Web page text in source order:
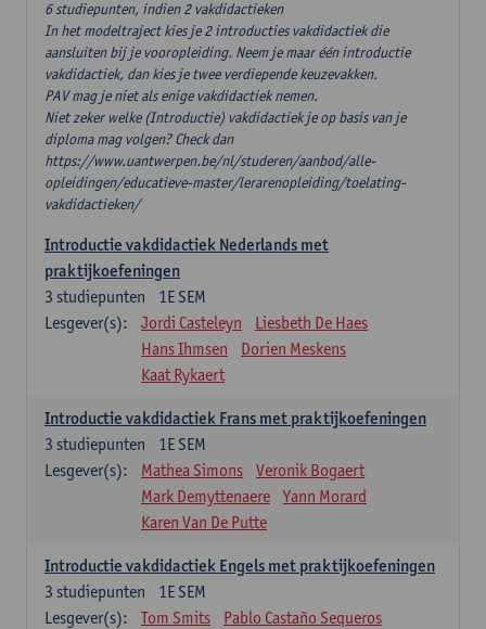
6 studiepunten, indien 2 vakdidactieken
In het modeltraject kies je 2 introducties vakdidactiek die
aansluiten bij je vooropleiding. Neem je maar één introductie
vakdidactiek, dan kies je twee verdiepende keuzevakken.
PAV mag je niet als enige vakdidactiek nemen.
Niet zeker welke (Introductie) vakdidactiek je op basis van je
diploma mag volgen? Check dan
https://www.uantwerpen.be/nl/studeren/aanbod/alle-
opleidingen/educatieve-master/lerarenopleiding/toelating-
vakdidactieken/
Introductie vakdidactiek Nederlands met
praktijkoefeningen
1E SEM
3 studiepunten
Lesgever(s):
Jordi Casteleyn
Liesbeth De Haes
Hans Ihmsen
Dorien Meskens
Kaat Rykaert
Introductie vakdidactiek Frans met praktijkoefeningen
1E SEM
3 studiepunten
Lesgever(s):
Mathea Simons
Veronik Bogaert
Mark Demyttenaere
Yann Morard
Karen Van De Putte
Introductie vakdidactiek Engels met praktijkoefeningen
1E SEM
3 studiepunten
Lesgever(s):
Tom Smits
Pablo Castaño Sequeros